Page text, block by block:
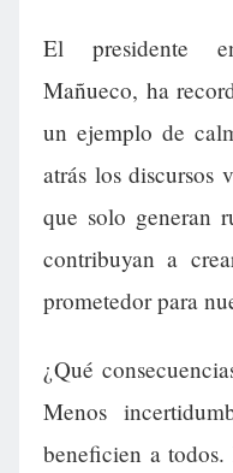
El presidente
Mañueco, ha
un ejemplo de
atrás los discursos
que solo generan
contribuyan a
prometedor para
¿Qué
Menos
beneficien a